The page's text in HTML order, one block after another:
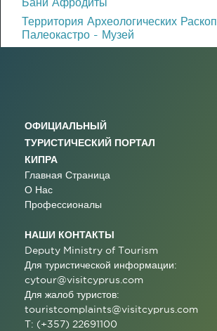
Территория Археологических
Палеокастро - Музей
ОФИЦИАЛЬНЫЙ
ТУРИСТИЧЕСКИЙ ПОРТАЛ
КИПРА
Главная Страница
О Нас
Профессионалы
НАШИ КОНТАКТЫ
Deputy Ministry of Tourism
Для туристической информации:
cytour@visitcyprus.com
Для жалоб туристов:
touristcomplaints@visitcyprus.com
T: (+357) 22691100